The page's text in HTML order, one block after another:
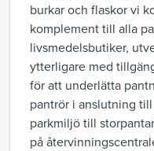
burkar och flaskor vi
komplement till alla
livsmedelsbutiker,
ytterligare med
för att underlätta
pantrör i anslutning
parkmiljö till
på